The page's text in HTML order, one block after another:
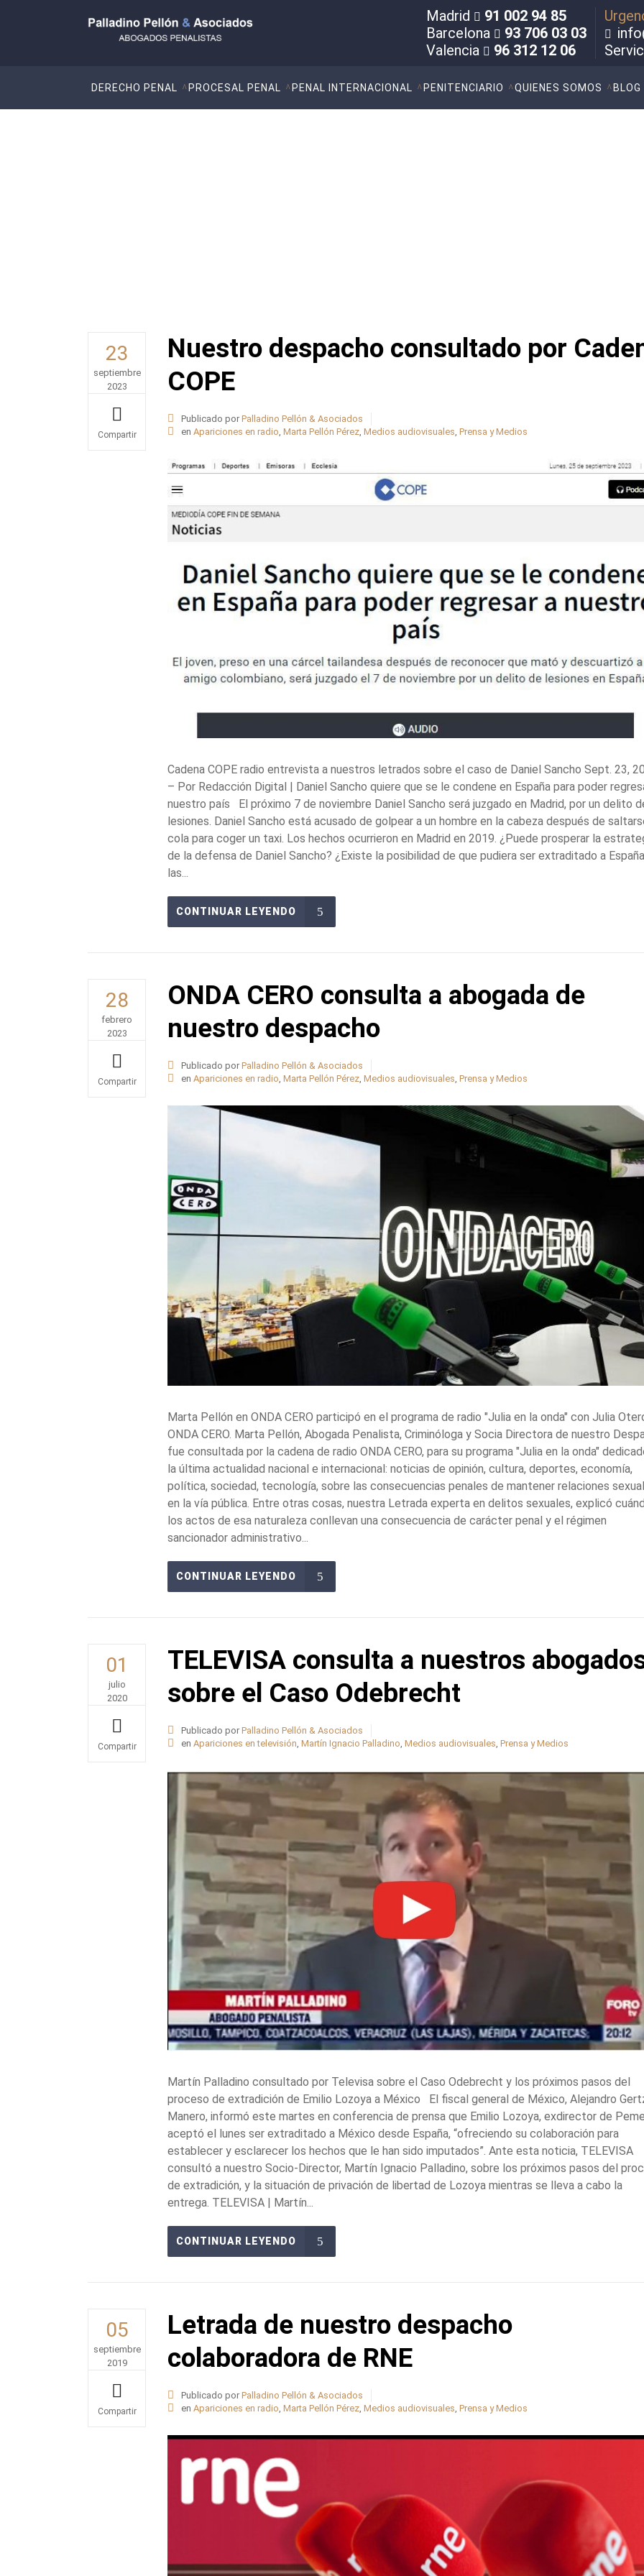
Madrid
91 002 94 85
Barcelona
93 706 03 03
Valencia
96 312 12 06
DERECHO PENAL PROCESAL PENAL PENAL INTERNACIONAL PENITENCIARIO QUIENES SOMOS BLOG
23
septiembre
2023
Nuestro despacho consultado por
COPE
Publicado por Palladino Pellón & Asociados
en Apariciones en radio, Marta Pellón Pérez, Medios audiovisuales, Prensa y Medios
Cadena COPE radio entrevista a nuestros letrados sobre el caso de Daniel Sancho Sept. 23,
– Por Redacción Digital | Daniel Sancho quiere que se le condene en España para poder
nuestro país El próximo 7 de noviembre Daniel Sancho será juzgado en Madrid, por un delito
lesiones. Daniel Sancho está acusado de golpear a un hombre en la cabeza después de
cola para coger un taxi. Los hechos ocurrieron en Madrid en 2019. ¿Puede prosperar la
de la defensa de Daniel Sancho? ¿Existe la posibilidad de que pudiera ser extraditado a
las...
CONTINUAR LEYENDO
28
febrero
2023
ONDA CERO consulta a abogada de
nuestro despacho
Publicado por Palladino Pellón & Asociados
en Apariciones en radio, Marta Pellón Pérez, Medios audiovisuales, Prensa y Medios
Marta Pellón en ONDA CERO participó en el programa de radio "Julia en la onda" con Julia
ONDA CERO. Marta Pellón, Abogada Penalista, Criminóloga y Socia Directora de nuestro
fue consultada por la cadena de radio ONDA CERO, para su programa "Julia en la onda"
la última actualidad nacional e internacional: noticias de opinión, cultura, deportes, economía,
política, sociedad, tecnología, sobre las consecuencias penales de mantener relaciones
en la vía pública. Entre otras cosas, nuestra Letrada experta en delitos sexuales, explicó
los actos de esa naturaleza conllevan una consecuencia de carácter penal y el régimen
sancionador administrativo...
CONTINUAR LEYENDO
01
julio
2020
TELEVISA consulta a nuestros
sobre el Caso Odebrecht
Publicado por Palladino Pellón & Asociados
en Apariciones en televisión, Martín Ignacio Palladino, Medios audiovisuales, Prensa y Medios
Martín Palladino consultado por Televisa sobre el Caso Odebrecht y los próximos pasos del
proceso de extradición de Emilio Lozoya a México El fiscal general de México, Alejandro
Manero, informó este martes en conferencia de prensa que Emilio Lozoya, exdirector de
aceptó el lunes ser extraditado a México desde España, “ofreciendo su colaboración para
establecer y esclarecer los hechos que le han sido imputados”. Ante esta noticia, TELEVISA
consultó a nuestro Socio-Director, Martín Ignacio Palladino, sobre los próximos pasos del
de extradición, y la situación de privación de libertad de Lozoya mientras se lleva a cabo la
entrega. TELEVISA | Martín...
CONTINUAR LEYENDO
05
septiembre
2019
Letrada de nuestro despacho
colaboradora de RNE
Publicado por Palladino Pellón & Asociados
en Apariciones en radio, Marta Pellón Pérez, Medios audiovisuales, Prensa y Medios